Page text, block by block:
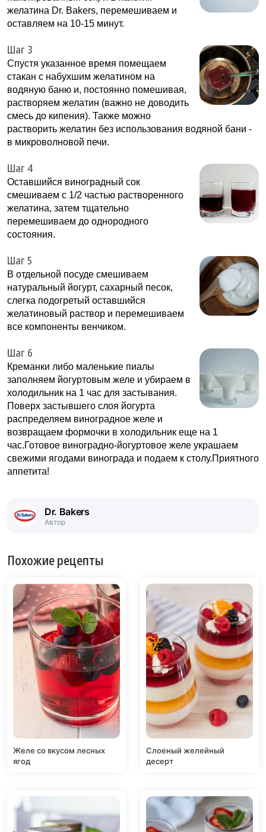
желатина Dr. Bakers, перемешиваем и
оставляем на 10-15 минут.
Шаг 3
Спустя указанное время помещаем
стакан с набухшим желатином на
водяную баню и, постоянно помешивая,
растворяем желатин (важно не доводить
смесь до кипения). Также можно
растворить желатин без использования водяной бани -
в микроволновой печи.
Шаг 4
Оставшийся виноградный сок
смешиваем с 1/2 частью растворенного
желатина, затем тщательно
перемешиваем до однородного
состояния.
Шаг 5
В отдельной посуде смешиваем
натуральный йогурт, сахарный песок,
слегка подогретый оставшийся
желатиновый раствор и перемешиваем
все компоненты венчиком.
Шаг 6
Креманки либо маленькие пиалы
заполняем йогуртовым желе и убираем в
холодильник на 1 час для застывания.
Поверх застывшего слоя йогурта
распределяем виноградное желе и
возвращаем формочки в холодильник еще на 1
час.Готовое виноградно-йогуртовое желе украшаем
свежими ягодами винограда и подаем к столу.Приятного
аппетита!
Dr. Bakers
Автор
Похожие рецепты
Желе со вкусом лесных
ягод
Слоеный желейный
десерт